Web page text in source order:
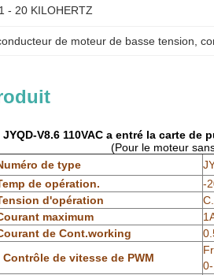
1 - 20 KILOHERTZ
de moteur de basse tension ,
JYQD-V8.6 110VAC a entré la carte
(Pour le moteur
de type
de opération.
-
d'opération
maximum
de Cont.working
Contrôle de vitesse de PWM